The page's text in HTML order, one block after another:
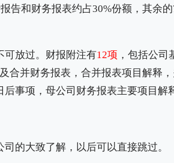
告和财务报表约占30%份额，其余
可放过。财报附注有12项 ，包括公
合并财务报表，合并报表项目解释，
事项，母公司财务报表主要项目解
的大致了解，以后可以直接跳过。